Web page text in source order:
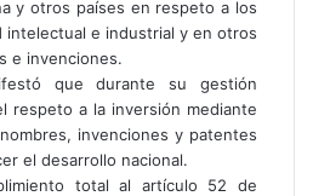
y otros países en respeto a los
intelectual e industrial y en otros
e invenciones.
que durante su gestión
respeto a la inversión mediante
invenciones y patentes
el desarrollo nacional.
total al artículo 52 de